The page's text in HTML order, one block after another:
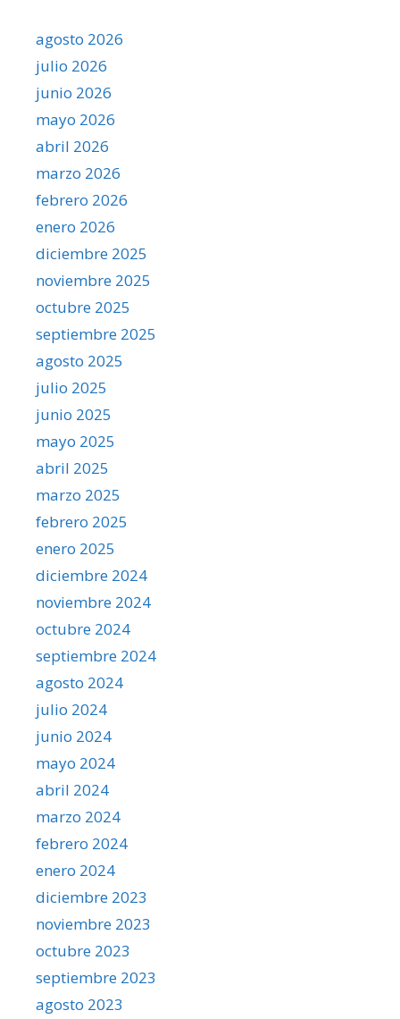
agosto 2026
julio 2026
junio 2026
mayo 2026
abril 2026
marzo 2026
febrero 2026
enero 2026
diciembre 2025
noviembre 2025
octubre 2025
septiembre 2025
agosto 2025
julio 2025
junio 2025
mayo 2025
abril 2025
marzo 2025
febrero 2025
enero 2025
diciembre 2024
noviembre 2024
octubre 2024
septiembre 2024
agosto 2024
julio 2024
junio 2024
mayo 2024
abril 2024
marzo 2024
febrero 2024
enero 2024
diciembre 2023
noviembre 2023
octubre 2023
septiembre 2023
agosto 2023